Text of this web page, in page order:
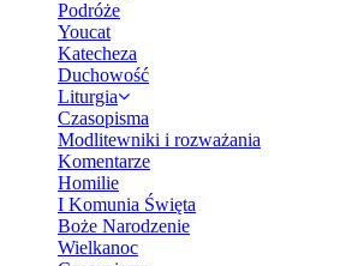
Podróże
Youcat
Katecheza
Duchowość
Liturgia
Czasopisma
Modlitewniki i rozważania
Komentarze
Homilie
I Komunia Święta
Boże Narodzenie
Wielkanoc